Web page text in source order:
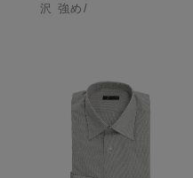
沢 強め/